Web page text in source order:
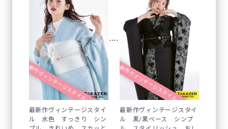
最新作ヴィンテージスタイル
最新作ヴィンテージスタイ
ル 水色 すっきり シン
最新作ヴィンテージスタイル
最新作ヴィンテージスタイ
ル 黒/黒ベース シンプ